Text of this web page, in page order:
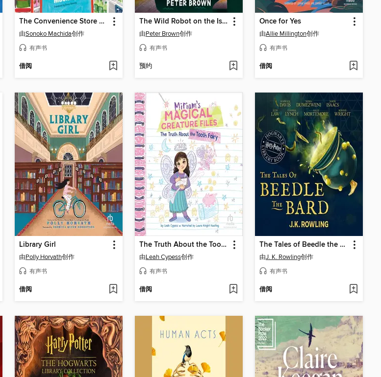
The Convenience Store by the Sea
由Sonoko Machida创作
有声书
借阅
The Wild Robot on the Island
由Peter Brown创作
有声书
预约
Once for Yes
由Allie Millington创作
有声书
借阅
Library Girl
由Polly Horvath创作
有声书
借阅
The Truth About the Tooth Fairy
由Leah Cypess创作
有声书
借阅
The Tales of Beedle the Bard
由J. K. Rowling创作
有声书
借阅